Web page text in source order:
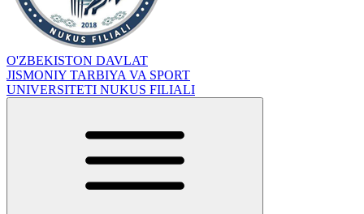
O'ZBEKISTON DAVLAT
JISMONIY TARBIYA VA SPORT
UNIVERSITETI NUKUS FILIALI